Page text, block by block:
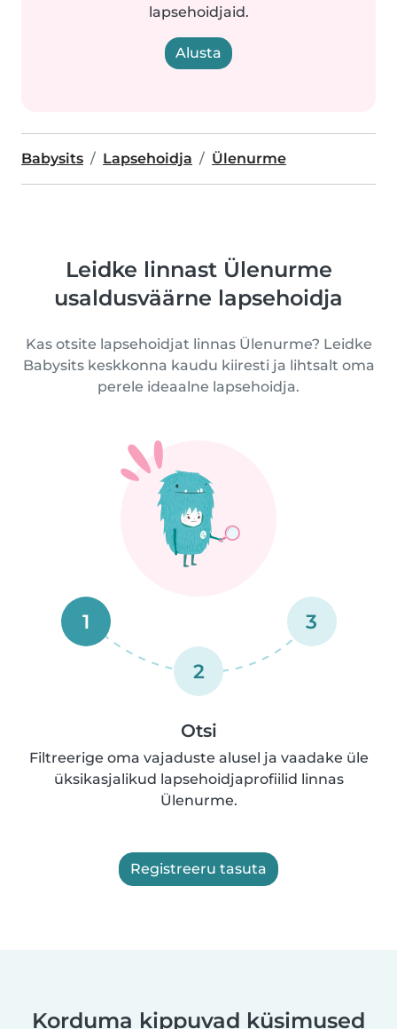
lapsehoidjaid.
Alusta
Babysits Lapsehoidja Ülenurme
Leidke linnast Ülenurme
usaldusväärne lapsehoidja
Kas otsite lapsehoidjat linnas Ülenurme? Leidke
Babysits keskkonna kaudu kiiresti ja lihtsalt oma
perele ideaalne lapsehoidja.
1
2
3
Otsi
Filtreerige oma vajaduste alusel ja vaadake üle
üksikasjalikud lapsehoidjaprofiilid linnas
Ülenurme.
Registreeru tasuta
Korduma kippuvad küsimused